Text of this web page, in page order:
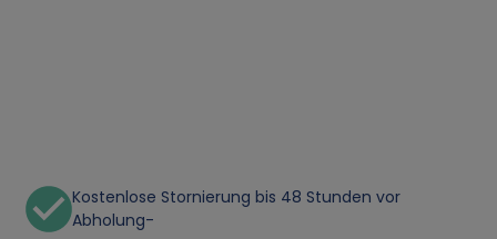
Kostenlose Stornierung bis 48 Stunden vor
Abholung-